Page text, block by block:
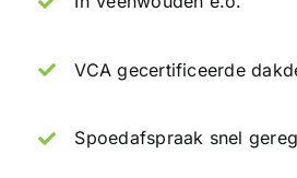
VCA gecertificeerde
Spoedafspraak snel